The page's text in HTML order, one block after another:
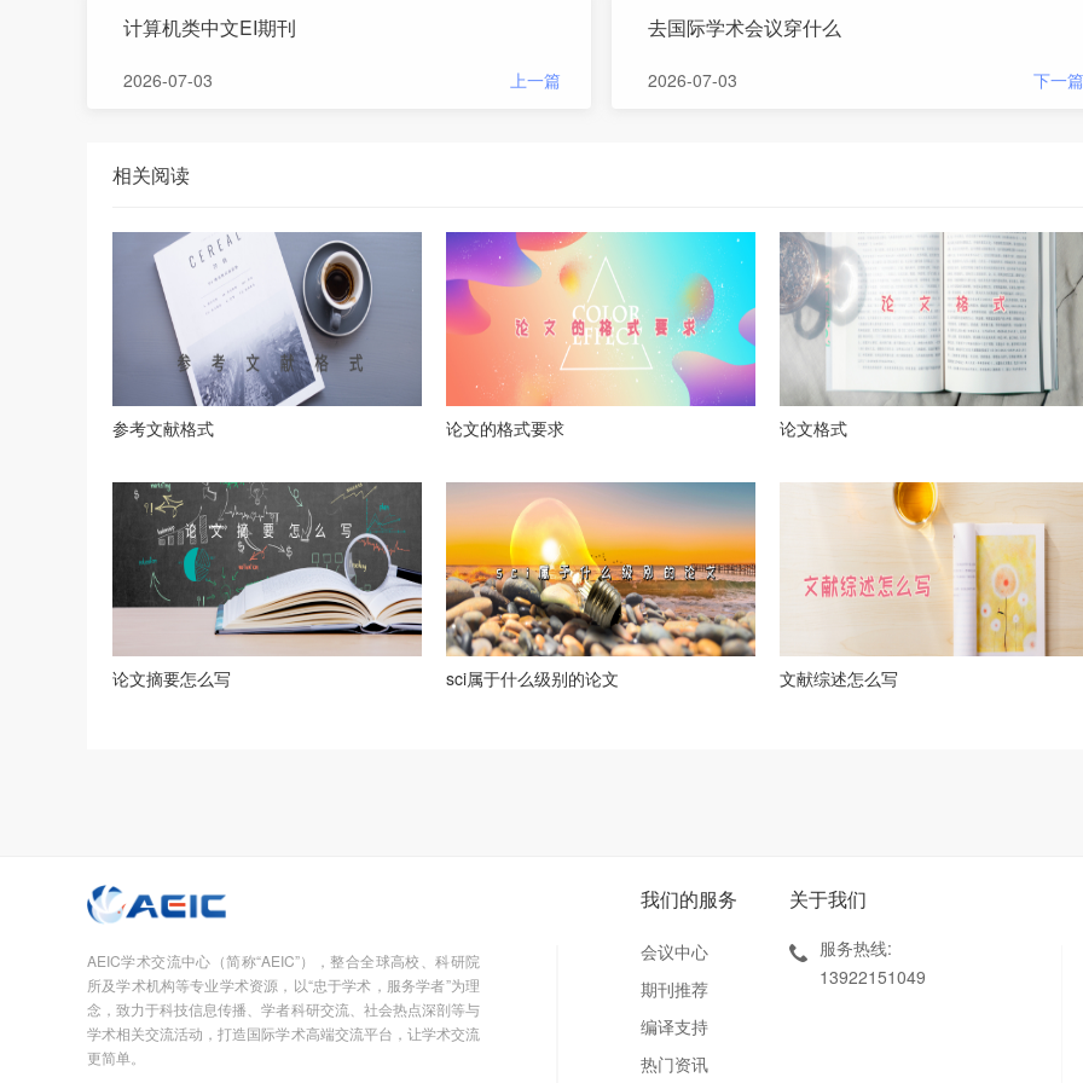
计算机类中文EI期刊
2026-07-03 上一篇
去国际学术会议穿什么
2026-07-03 下一篇
相关阅读
参考文献格式 论文的格式要求 论文格式
论文摘要怎么写 sci属于什么级别的论文 文献综述怎么写
AEIC学术交流中心（简称“AEIC”），整合全球高校、科研院
所及学术机构等专业学术资源，以“忠于学术，服务学者”为理
念，致力于科技信息传播、学者科研交流、社会热点深剖等与
学术相关交流活动，打造国际学术高端交流平台，让学术交流
更简单。
我们的服务
会议中心
期刊推荐
编译支持
热门资讯
关于我们
服务热线:
13922151049